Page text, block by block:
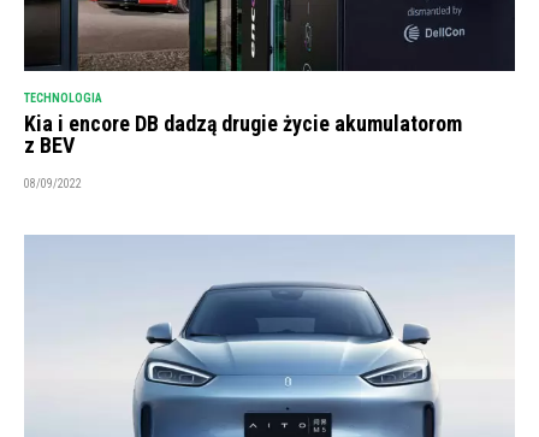
TECHNOLOGIA
Kia i encore DB dadzą drugie życie akumulatorom
z BEV
08/09/2022